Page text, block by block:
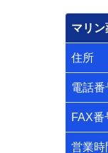
マリ
住所
電話番
FAX番
営業時